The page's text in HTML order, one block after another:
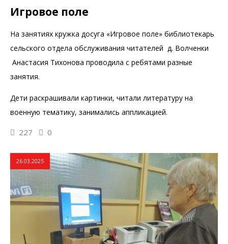
Игровое поле
На занятиях кружка досуга «Игровое поле» библиотекарь
сельского отдела обслуживания читателей д. Волченки
Анастасия Тихонова проводила с ребятами разные
занятия.
Дети раскрашивали картинки, читали литературу на
военную тематику, занимались аппликацией.
227 0
26.03.2025